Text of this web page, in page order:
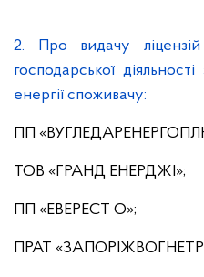
2. Про видачу
господарської
енергії споживачу:
ПП
ТОВ «ГРАНД ЕНЕРДЖІ»;
ПП «ЕВЕРЕСТ О»;
ПРАТ